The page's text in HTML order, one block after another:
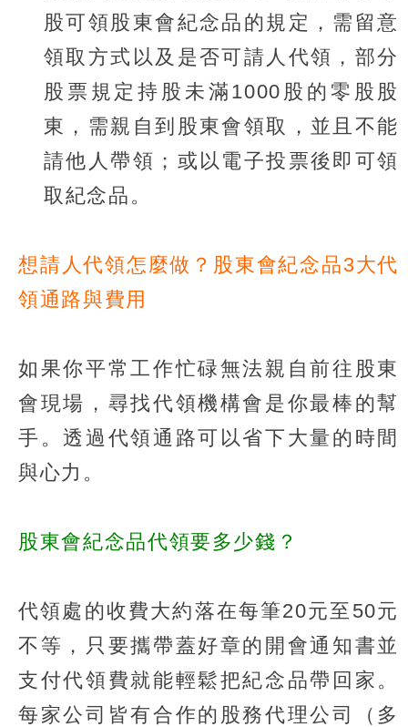
股可領股東會紀念品的規定，需留意
領取方式以及是否可請人代領，部分
股票規定持股未滿1000股的零股股
東，需親自到股東會領取，並且不能
請他人帶領；或以電子投票後即可領
取紀念品。
想請人代領怎麼做？股東會紀念品3大代
領通路與費用
如果你平常工作忙碌無法親自前往股東
會現場，尋找代領機構會是你最棒的幫
手。透過代領通路可以省下大量的時間
與心力。
股東會紀念品代領要多少錢？
代領處的收費大約落在每筆20元至50元
不等，只要攜帶蓋好章的開會通知書並
支付代領費就能輕鬆把紀念品帶回家。
每家公司皆有合作的股務代理公司（多